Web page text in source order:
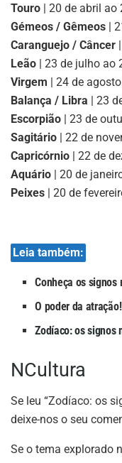
Touro | 20 de abril ao
Gémeos / Gêmeos |
Caranguejo / Câncer
Leão | 23 de julho ao
Virgem | 24 de
Balança / Libra | 23
Escorpião | 23 de
Sagitário | 22 de
Capricórnio | 22 de
Aquário | 20 de
Peixes | 20 de
Leia também:
Conheça os
O poder da
Zodíaco: os signos
NCultura
Se leu “Zodíaco: os
deixe-nos o seu
Se o tema explorado